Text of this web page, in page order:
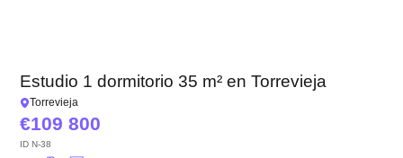
Estudio 1 dormitorio 35 m² en Torrevieja
Torrevieja
109 800
ID N-38